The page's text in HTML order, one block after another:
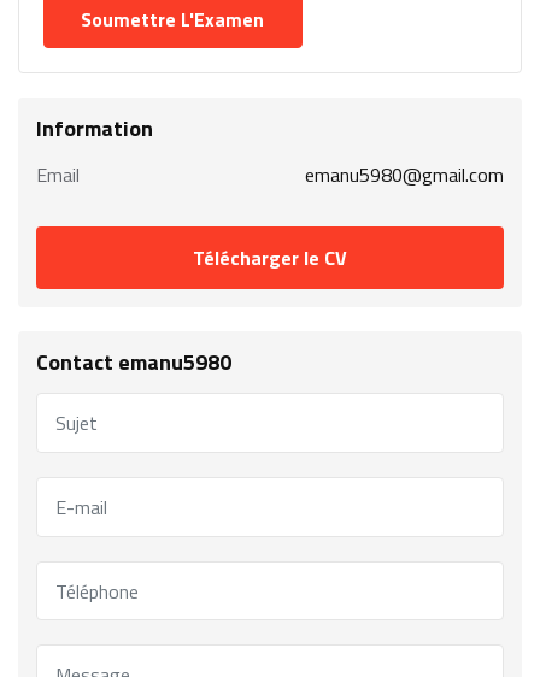
Information
Email emanu5980@gmail.com
Télécharger le CV
Contact emanu5980